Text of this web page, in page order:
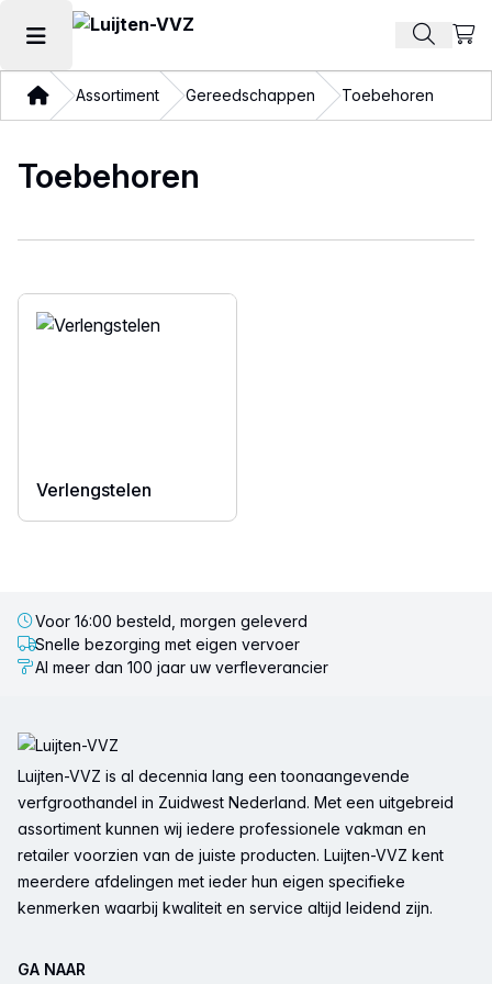
Hoofdmenu openen Zoek
ThuisAssortiment Gereedschappen Toebehoren
Toebehoren
Verlengstelen
Voor 16:00 besteld, morgen geleverd
Snelle bezorging met eigen vervoer
Al meer dan 100 jaar uw verfleverancier
Luijten-VVZ is al decennia lang een toonaangevende
verfgroothandel in Zuidwest Nederland. Met een uitgebreid
assortiment kunnen wij iedere professionele vakman en
retailer voorzien van de juiste producten. Luijten-VVZ kent
meerdere afdelingen met ieder hun eigen specifieke
kenmerken waarbij kwaliteit en service altijd leidend zijn.
GA NAAR